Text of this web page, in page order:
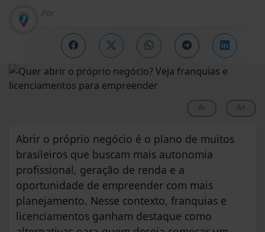
Por
Abrir o próprio negócio é o plano de muitos
brasileiros que buscam mais autonomia
profissional, geração de renda e a
oportunidade de empreender com mais
planejamento. Nesse contexto, franquias e
licenciamentos ganham destaque como